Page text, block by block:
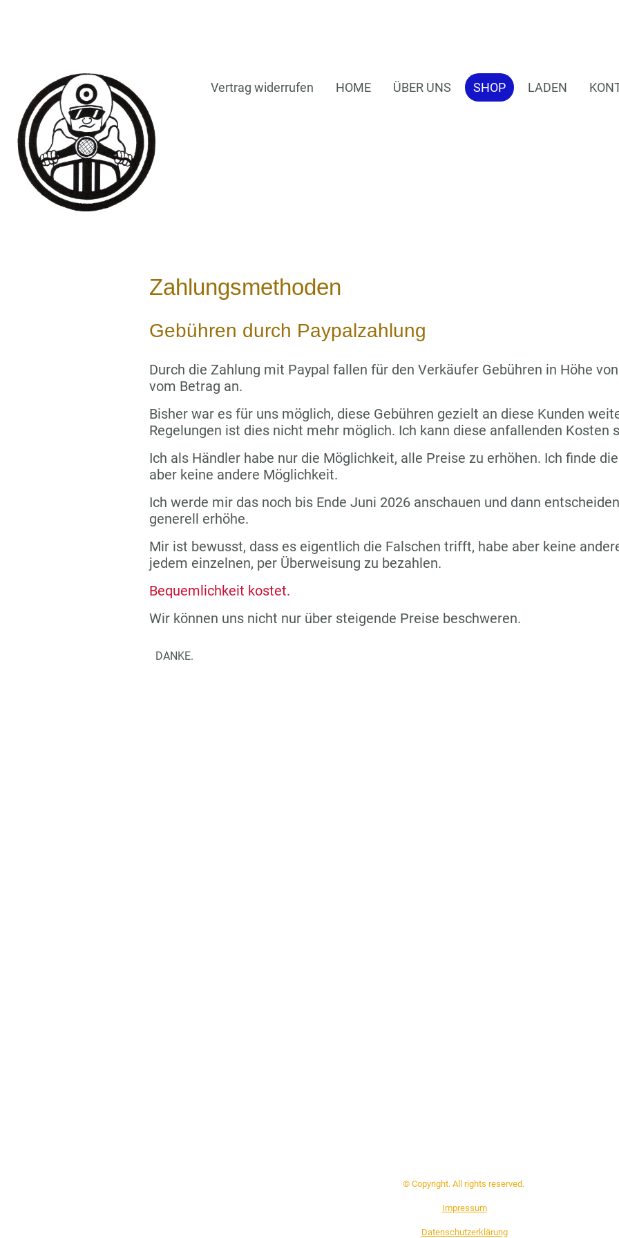
Vertrag widerrufen HOME ÜBER UNS SHOP LADEN
Zahlungsmethoden
Gebühren durch Paypalzahlung
Durch die Zahlung mit Paypal fallen für den Verkäufer Gebühren in Höhe
vom Betrag an.
Bisher war es für uns möglich, diese Gebühren gezielt an diese Kunden
Regelungen ist dies nicht mehr möglich. Ich kann diese anfallenden Kosten
Ich als Händler habe nur die Möglichkeit, alle Preise zu erhöhen. Ich finde
aber keine andere Möglichkeit.
Ich werde mir das noch bis Ende Juni 2026 anschauen und dann
generell erhöhe.
Mir ist bewusst, dass es eigentlich die Falschen trifft, habe aber keine
jedem einzelnen, per Überweisung zu bezahlen.
Bequemlichkeit kostet.
Wir können uns nicht nur über steigende Preise beschweren.
DANKE.
© Copyright. All rights reserved.
Impressum
Datenschutzerklärung